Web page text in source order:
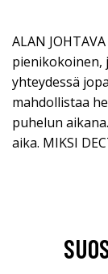
ALAN
pienikokoinen,
yhteydessä
mahdollistaa
puhelun
aika. MIKSI